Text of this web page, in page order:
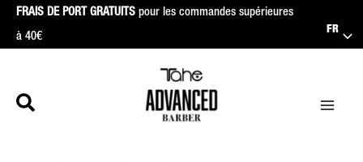
AllerFRAIS DE PORT GRATUITS pour les commandes supérieures
à 40€
FR